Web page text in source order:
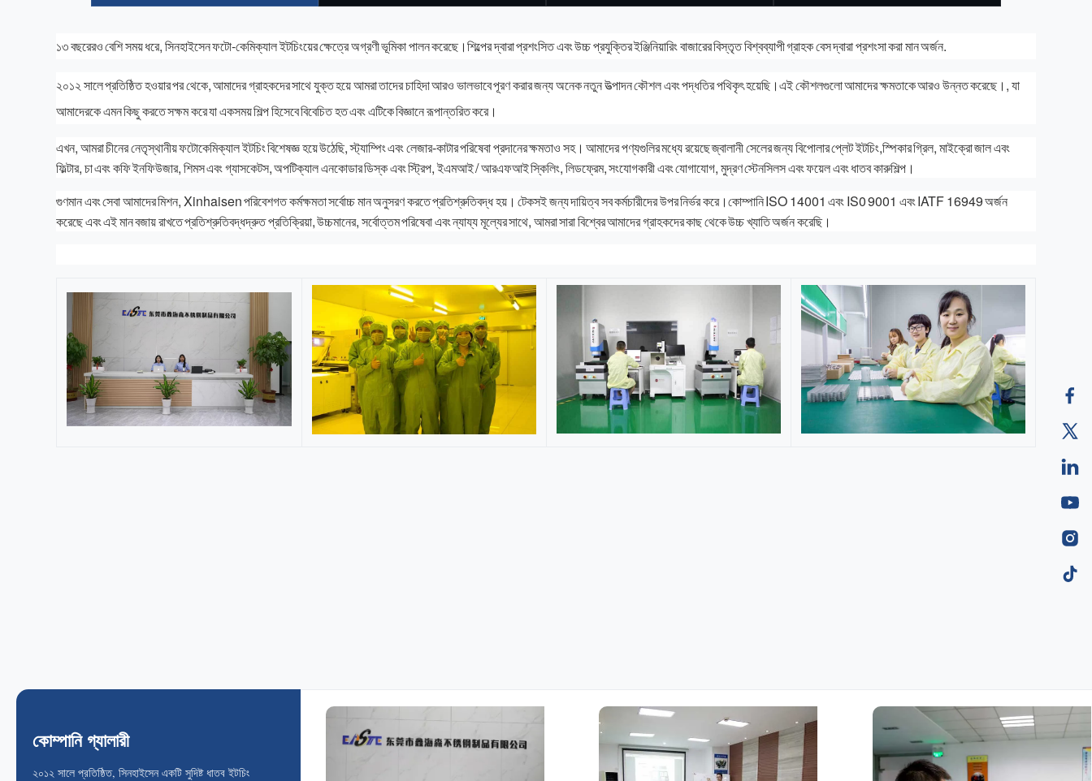
১৩ বছরেরও বেশি সময় ধরে, সিনহাইসেন ফটো-কেমিক্যাল ইটচিংয়ের ক্ষেত্রে অগ্রণী ভূমিকা পালন করেছে।শিল্পের দ্বারা প্রশংসিত এবং উচ্চ প্রযুক্তির ইঞ্জিনিয়ারিং বাজারের বিস্তৃত বিশ্বব্যাপী গ্রাহক বেস দ্বারা প্রশংসা করা মান অর্জন.
২০১২ সালে প্রতিষ্ঠিত হওয়ার পর থেকে, আমাদের গ্রাহকদের সাথে যুক্ত হয়ে আমরা তাদের চাহিদা আরও ভালভাবে পূরণ করার জন্য অনেক নতুন উত্পাদন কৌশল এবং পদ্ধতির পথিকৃৎ হয়েছি।এই কৌশলগুলো আমাদের ক্ষমতাকে আরও উন্নত করেছে।, যা
আমাদেরকে এমন কিছু করতে সক্ষম করে যা একসময় শিল্প হিসেবে বিবেচিত হত এবং এটিকে বিজ্ঞানে রূপান্তরিত করে।
এখন, আমরা চীনের নেতৃস্থানীয় ফটোকেমিক্যাল ইটচিং বিশেষজ্ঞ হয়ে উঠেছি, স্ট্যাম্পিং এবং লেজার-কাটার পরিষেবা প্রদানের ক্ষমতাও সহ। আমাদের পণ্যগুলির মধ্যে রয়েছে জ্বালানী সেলের জন্য বিপোলার প্লেট ইটচিং,স্পিকার গ্রিল, মাইক্রো জাল এবং
ফিল্টার, চা এবং কফি ইনফিউজার, শিমস এবং গ্যাসকেটস, অপটিক্যাল এনকোডার ডিস্ক এবং স্ট্রিপ, ইএমআই / আরএফআই স্কিলিং, লিডফ্রেম, সংযোগকারী এবং যোগাযোগ, মুদ্রণ স্টেনসিলস এবং ফয়েল এবং ধাতব কারুশিল্প।
গুণমান এবং সেবা আমাদের মিশন, Xinhaisen পরিবেশগত কর্মক্ষমতা সর্বোচ্চ মান অনুসরণ করতে প্রতিশ্রুতিবদ্ধ হয়। টেকসই জন্য দায়িত্ব সব কর্মচারীদের উপর নির্ভর করে।কোম্পানি ISO 14001 এবং IS0 9001 এবং IATF 16949 অর্জন
করেছে এবং এই মান বজায় রাখতে প্রতিশ্রুতিবদ্ধদ্রুত প্রতিক্রিয়া, উচ্চমানের, সর্বোত্তম পরিষেবা এবং ন্যায্য মূল্যের সাথে, আমরা সারা বিশ্বের আমাদের গ্রাহকদের কাছ থেকে উচ্চ খ্যাতি অর্জন করেছি।
কোম্পানি গ্যালারী
২০১২ সালে প্রতিষ্ঠিত, সিনহাইসেন একটি সুদিষ্ট ধাতব ইটচিং